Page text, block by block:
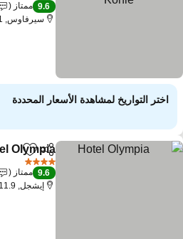
9.6 ممتاز
سيرفاوس, 16.1 كم إلى Spiss
اختر التواريخ لمشاهدة الأسعار المحددة
مشاركة
Olympia
9.6 ممتاز
إيشجل, 11.9 كم إلى Spiss